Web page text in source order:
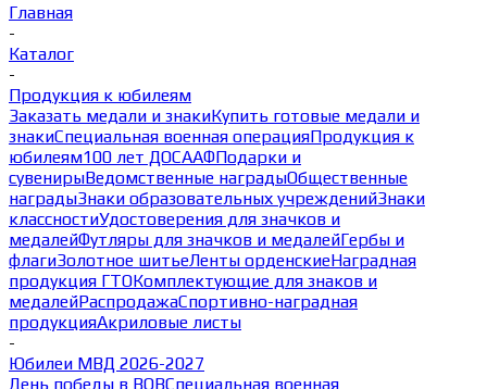
Главная
-
Каталог
-
Продукция к юбилеям
Заказать медали и знакиКупить готовые медали и
знакиСпециальная военная операцияПродукция к
юбилеям100 лет ДОСААФПодарки и
сувенирыВедомственные наградыОбщественные
наградыЗнаки образовательных учрежденийЗнаки
классностиУдостоверения для значков и
медалейФутляры для значков и медалейГербы и
флагиЗолотное шитьеЛенты орденскиеНаградная
продукция ГТОКомплектующие для знаков и
медалейРаспродажаСпортивно-наградная
продукцияАкриловые листы
-
Юбилеи МВД 2026-2027
День победы в ВОВСпециальная военная